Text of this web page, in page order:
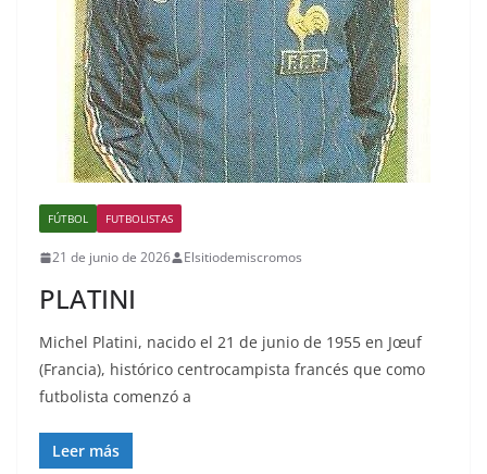
FÚTBOL FUTBOLISTAS
21 de junio de 2026 Elsitiodemiscromos
PLATINI
Michel Platini, nacido el 21 de junio de 1955 en Jœuf
(Francia), histórico centrocampista francés que como
futbolista comenzó a
Leer más